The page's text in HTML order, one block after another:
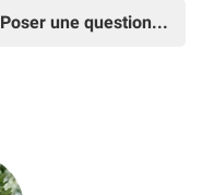
Poser une question...